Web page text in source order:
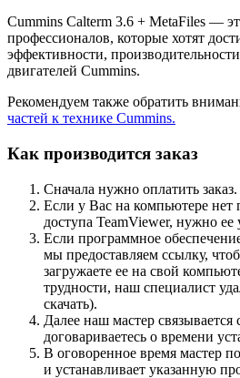
Cummins Calterm 3.6 + MetaFiles —
профессионалов, которые хотят
эффективности,
двигателей Cummins.
Рекомендуем также обратить
частей к технике Cummins.
Как производится заказ
Сначала нужно оплатить заказ.
Если у Вас на компьютере нет
доступа TeamViewer, нужно ее
Если программное
мы предоставляем ссылку,
загружаете ее на свой
трудности, наш специалист
скачать).
Далее наш мастер
договариваетесь о времени
В оговоренное время мастер
и устанавливает указанную